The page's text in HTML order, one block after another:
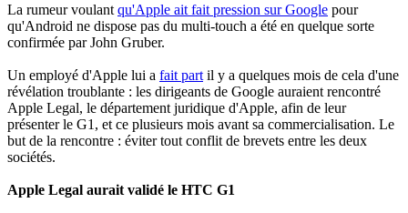
La rumeur voulant qu'Apple ait fait pression sur Google pour
qu'Android ne dispose pas du multi-touch a été en quelque sorte
confirmée par John Gruber.
Un employé d'Apple lui a fait part il y a quelques mois de cela d'une
révélation troublante : les dirigeants de Google auraient rencontré
Apple Legal, le département juridique d'Apple, afin de leur
présenter le G1, et ce plusieurs mois avant sa commercialisation. Le
but de la rencontre : éviter tout conflit de brevets entre les deux
sociétés.
Apple Legal aurait validé le HTC G1